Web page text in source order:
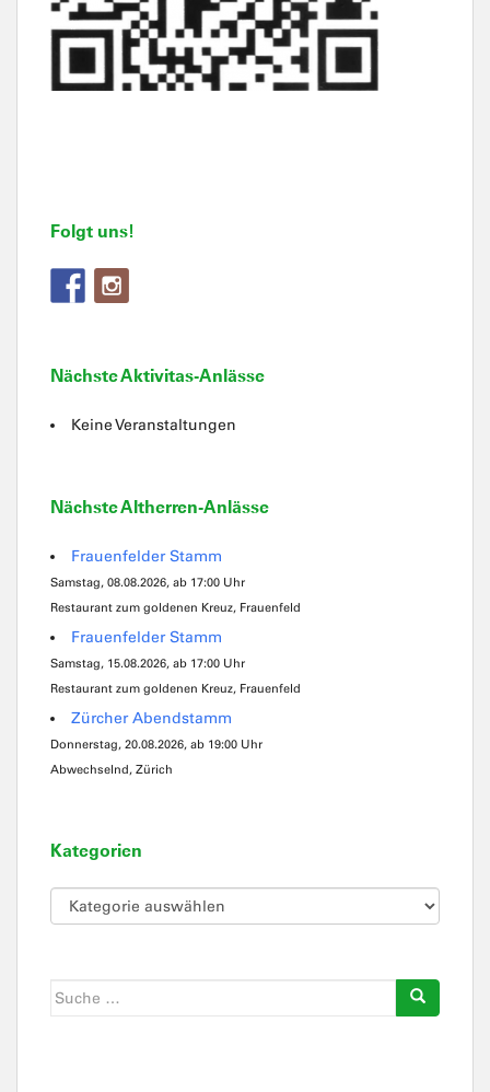
Folgt uns!
Nächste Aktivitas-Anlässe
Keine Veranstaltungen
Nächste Altherren-Anlässe
Frauenfelder Stamm
Samstag, 08.08.2026, ab 17:00 Uhr
Restaurant zum goldenen Kreuz, Frauenfeld
Frauenfelder Stamm
Samstag, 15.08.2026, ab 17:00 Uhr
Restaurant zum goldenen Kreuz, Frauenfeld
Zürcher Abendstamm
Donnerstag, 20.08.2026, ab 19:00 Uhr
Abwechselnd, Zürich
Kategorien
Kategorien
Suche